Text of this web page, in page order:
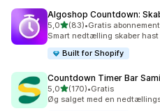
Algoshop Countdown:
5,0ud af 5 stjerner
(83)
83 anmeldelser i alt
•Gratis
Smart nedtælling skaber hast
Built for Shopify
Countdown Timer Bar
5,0ud af 5 stjerner
(170)
170 anmeldelser i alt
•Gratis
Øg salget med en